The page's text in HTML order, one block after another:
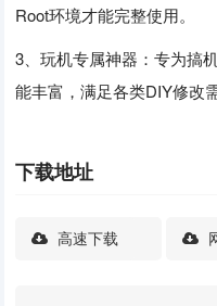
Root环境才能完整使用。
3、玩机专属神器：专为搞
能丰富，满足各类DIY修改需
下载地址
高速下载